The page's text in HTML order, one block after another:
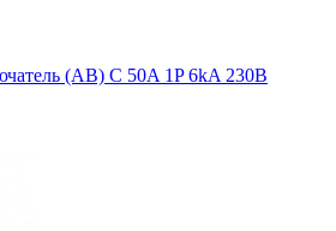
(АВ) C 50A 1P 6kA 230В